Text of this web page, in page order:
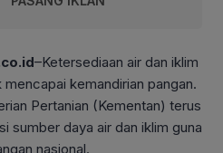
–Ketersediaan air dan iklim
kemandirian pangan.
Pertanian (Kementan) terus
sumber daya air dan iklim guna
nasional.